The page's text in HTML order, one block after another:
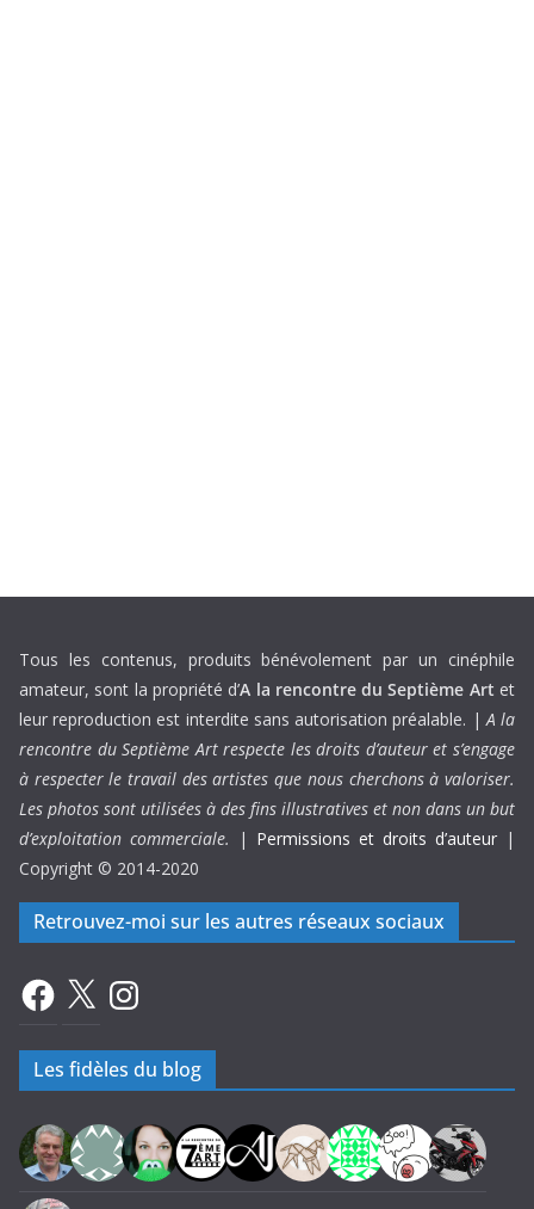
Tous les contenus, produits bénévolement par un cinéphile
amateur, sont la propriété d’A la rencontre du Septième Art et
leur reproduction est interdite sans autorisation préalable. |A la
rencontre du Septième Art respecte les droits d’auteur et s’engage
à respecter le travail des artistes que nous cherchons à valoriser.
Les photos sont utilisées à des fins illustratives et non dans un but
d’exploitation commerciale.
| Permissions et droits d’auteur |
Copyright © 2014-2020
Retrouvez-moi sur les autres réseaux sociaux
Facebook
X Instagram
Les fidèles du blog